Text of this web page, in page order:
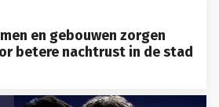
en gebouwen zorgen
betere nachtrust in de stad